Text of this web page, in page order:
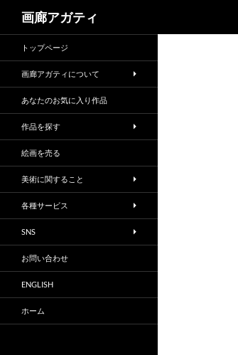
画廊アガティ
トップページ
画廊アガティについて
あなたのお気に入り作品
作品を探す
絵画を売る
美術に関すること
各種サービス
SNS
お問い合わせ
ENGLISH
ホーム